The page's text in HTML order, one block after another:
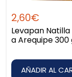
es volver a
la tarde.
siempre a
2,60€
Levapan
a Arequipe 300
AÑADIR AL